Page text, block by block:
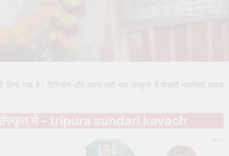
लिया गया है। विनियोग और ध्यान सही यहां संस्कृत में षोडशी महाविद्या कवच